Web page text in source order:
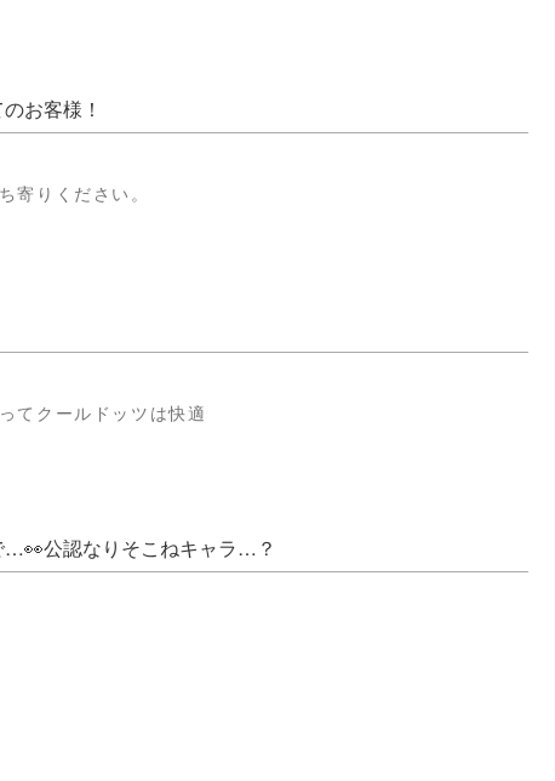
お客様！
寄りください。
てクールドッツは快適
…👀公認なりそこねキャラ…？